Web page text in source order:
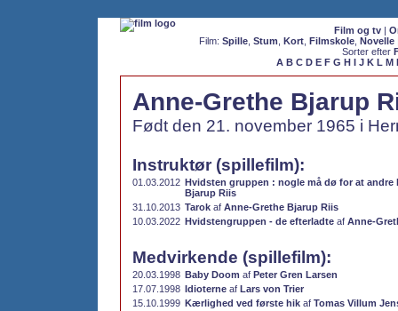
Film og tv|
Film: Spille, Stum Kort, Filmskole, Novelle
Sorter efter
A B C D E F G H I J K L M
Anne-Grethe Bjarup
Født den 21. november 1965 i
Instruktør (spillefilm):
01.03.2012 Hvidsten gruppen : nogle må dø for at andre
Bjarup Riis
31.10.2013 Tarok af Anne-Grethe Bjarup Riis
10.03.2022 Hvidstengruppen - de efterladte af Anne-
Medvirkende (spillefilm):
20.03.1998 Baby Doom af Peter Gren Larsen
17.07.1998 Idioterne af Lars von Trier
15.10.1999 Kærlighed ved første hik af Tomas Villum